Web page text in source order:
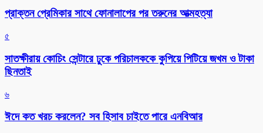
প্রাক্তন প্রেমিকার সাথে ফোনালাপের পর তরুনের আত্মহত্যা
৫
সাতক্ষীরায় কোচিং সেন্টারে ঢুকে পরিচালককে কুপিয়ে পিটিয়ে জখম ও টাকা
ছিনতাই
৬
ঈদে কত খরচ করলেন? সব হিসাব চাইতে পারে এনবিআর